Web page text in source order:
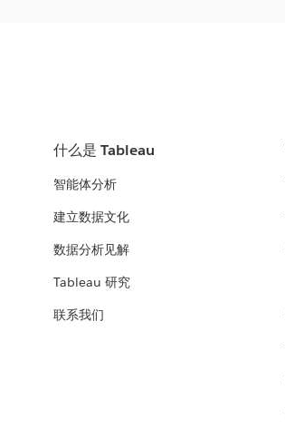
什么是 Tableau
智能体分析
建立数据文化
数据分析见解
Tableau 研究
联系我们